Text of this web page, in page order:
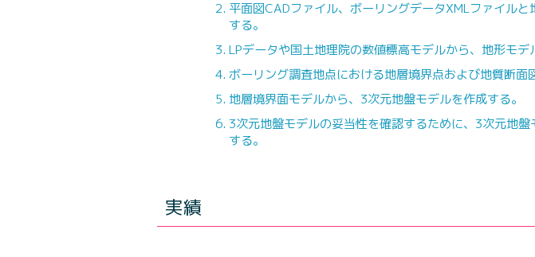
平面図CADファイル、ボーリングデータXMLファイル
する。
LPデータや国土地理院の数値標高モデルから、地形モデ
ボーリング調査地点における地層境界点および地質断面
地層境界面モデルから、3次元地盤モデルを作成する。
3次元地盤モデルの妥当性を確認するために、3次元地
する。
実績